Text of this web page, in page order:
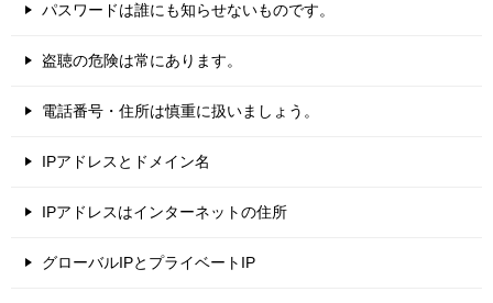
パスワードは誰にも知らせないものです。
盗聴の危険は常にあります。
電話番号・住所は慎重に扱いましょう。
IPアドレスとドメイン名
IPアドレスはインターネットの住所
グローバルIPとプライベートIP